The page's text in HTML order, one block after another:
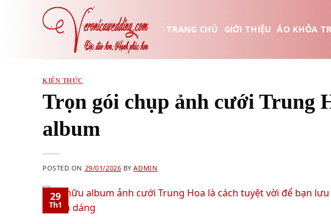
TRANG CHỦ GIỚI THIỆU ÁO KHỎA
KIẾN THỨC
Trọn gói chụp ảnh cưới Trung
album
POSTED ON 29/01/2026 BYADMIN
29
Th1